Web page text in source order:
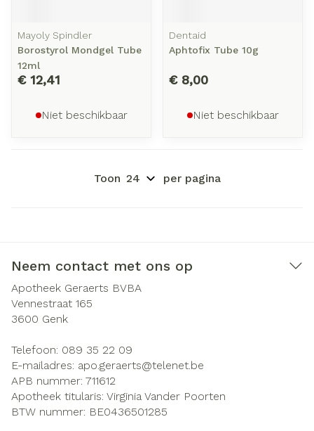
Mayoly Spindler
Borostyrol Mondgel Tube
12ml
€ 12,41
Niet beschikbaar
Dentaid
Aphtofix Tube 10g
€ 8,00
Niet beschikbaar
Toon per pagina
Neem contact met ons op
Apotheek Geraerts BVBA
Vennestraat 165
3600 Genk
Telefoon: 089 35 22 09
E-mailadres: apo.geraerts@telenet.be
APB nummer: 711612
Apotheek titularis: Virginia Vander Poorten
BTW nummer: BE0436501285